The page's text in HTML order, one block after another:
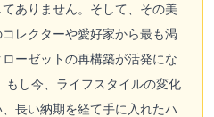
ありません。そして、その美
レクターや愛好家から最も渇
ーゼットの再構築が活発にな
もし今、ライフスタイルの変化
長い納期を経て手に入れたハ